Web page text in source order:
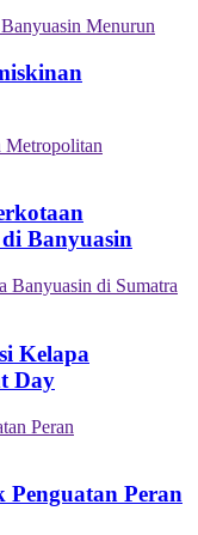
Banyuasin
Kelapa
Day
Peran